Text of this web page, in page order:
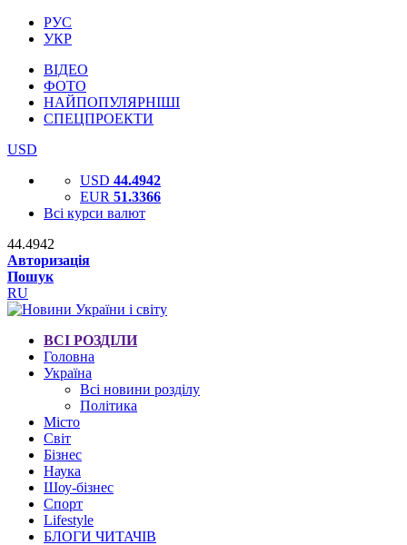
РУС
УКР
ВІДЕО
ФОТО
НАЙПОПУЛЯРНІШІ
СПЕЦПРОЕКТИ
USD
USD 44.4942
EUR 51.3366
Всі курси валют
44.4942
Авторизація
Пошук
RU
ВСІ РОЗДІЛИ
Головна
Україна
Всі новини розділу
Політика
Місто
Світ
Бізнес
Наука
Шоу-бізнес
Спорт
Lifestyle
БЛОГИ ЧИТАЧІВ